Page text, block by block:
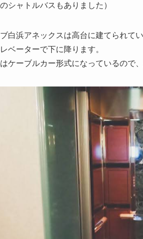
シャトルバスもありました）
白浜アネックスは高台に建てられて
ベーターで下に降ります。
ケーブルカー形式になっているので